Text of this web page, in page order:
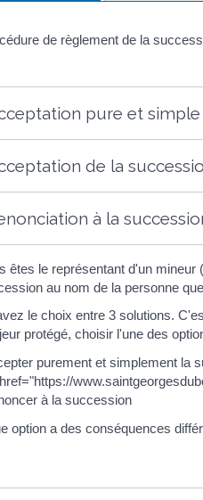
de règlement de la
pure et simple
de la
à la
êtes le représentant d'un mineur
au nom de la personne
le choix entre 3 solutions.
protégé, choisir l'une des
purement et simplement la
à la succession
option a des conséquences